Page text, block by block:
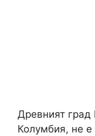
Древният град
Колумбия, не е